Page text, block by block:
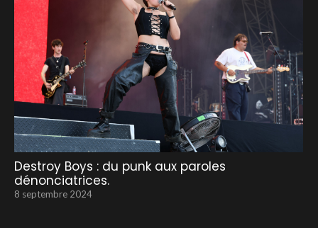
Destroy Boys : du punk aux paroles
dénonciatrices.
8 septembre 2024